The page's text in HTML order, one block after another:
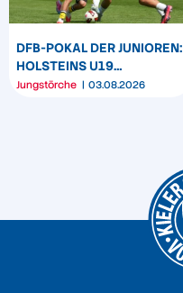
DFB-POKAL DER JUNIOREN:
HOLSTEINS U19
TRIUMPHIERT IN
Jungstörche 03.08.2026